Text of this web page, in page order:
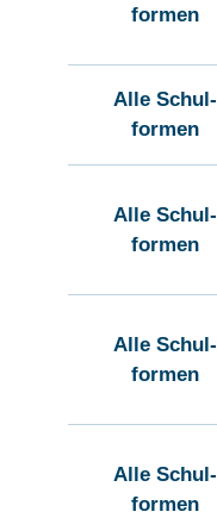
formen
Alle Schul-
formen
Alle Schul-
formen
Alle Schul-
formen
Alle Schul-
formen